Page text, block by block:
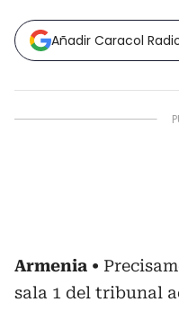
Añadir Caracol
Armenia
sala 1 del tribunal